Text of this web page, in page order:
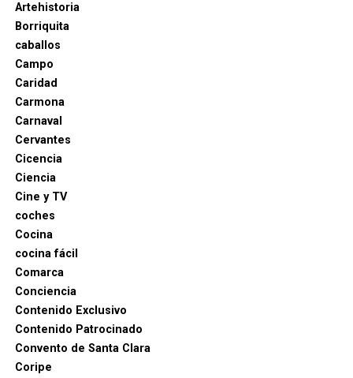
fueron influenciados por la obra de Tiziano,
consolidando su impacto en la pintura española.
En resumen, Tiziano no solo fue el pintor favorito
de los reyes de España, sino que definió el lenguaje
visual del poder en la monarquía hispánica y dejó
una huella imborrable en la historia del arte
español.
Artehistoria
Borriquita
caballos
Campo
Caridad
Carmona
Carnaval
Cervantes
Cicencia
Ciencia
Cine y TV
coches
Cocina
cocina fácil
Comarca
Conciencia
Contenido Exclusivo
Contenido Patrocinado
Convento de Santa Clara
Coripe